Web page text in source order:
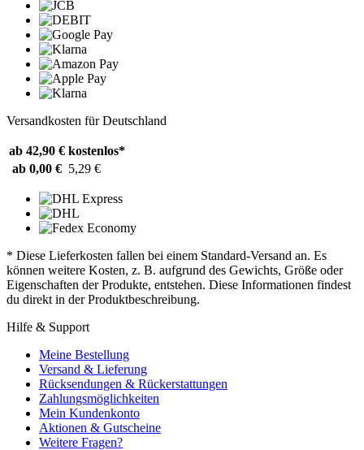
Versandkosten für Deutschland
ab 42,90 € kostenlos*
ab 0,00 € 5,29 €
* Diese Lieferkosten fallen bei einem Standard-Versand an. Es
können weitere Kosten, z. B. aufgrund des Gewichts, Größe oder
Eigenschaften der Produkte, entstehen. Diese Informationen findest
du direkt in der Produktbeschreibung.
Hilfe & Support
Meine Bestellung
Versand & Lieferung
Rücksendungen & Rückerstattungen
Zahlungsmöglichkeiten
Mein Kundenkonto
Aktionen & Gutscheine
Weitere Fragen?